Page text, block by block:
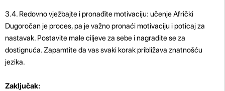
3.4. Redovno vježbajte i pronađite motivaciju: učenje Afrički
Dugoročan je proces, pa je važno pronaći motivaciju i poticaj za
nastavak. Postavite male ciljeve za sebe i nagradite se za
dostignuća. Zapamtite da vas svaki korak približava znatnošću
jezika.
Zaključak: